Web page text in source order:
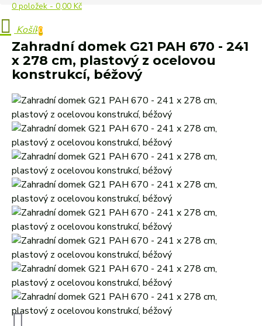
0 položek - 0,00 Kč
0
Zahradní domek G21 PAH 670 - 241
x 278 cm, plastový z ocelovou
konstrukcí, béžový